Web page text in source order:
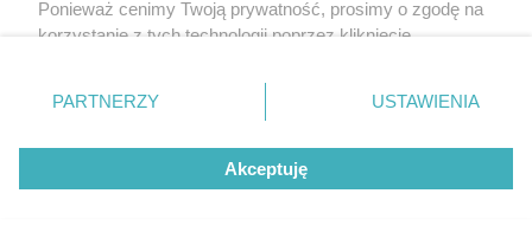
Ponieważ cenimy Twoją prywatność, prosimy o zgodę na
korzystanie z tych technologii poprzez kliknięcie
zmienić/wycofać klikając przycisk ustawień prywatności
znajdujący się w lewym dolnym rogu strony
rodzaje przetwarzania danych nie wymagają zgody
użytkownika, ale masz prawo sprzeciwić się takiemu
przetwarzaniu. Preferencje będą miały zastosowanie tylko
PARTNERZY USTAWIENIA
Akceptuję